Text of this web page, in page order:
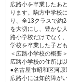
広路小を卒業したあ
ります。駒方中学校
り、全13クラスで約
を大切にし、豊かな
路小学校だけでなく
学校を卒業した子ど
＜広路小学校の概要＞
広路小学校の住所は
●名古屋市昭和区河原
広路小には知的障が